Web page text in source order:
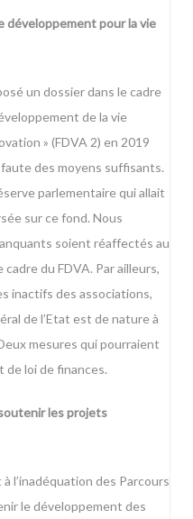
développement pour la vie
un dossier dans le cadre
de la vie
» (FDVA 2) en 2019
des moyens suffisants.
parlementaire qui allait
sur ce fond. Nous
soient réaffectés au
du FDVA. Par ailleurs,
inactifs des associations,
de l’Etat est de nature à
mesures qui pourraient
de loi de finances.
les projets
l’inadéquation des Parcours
le développement des